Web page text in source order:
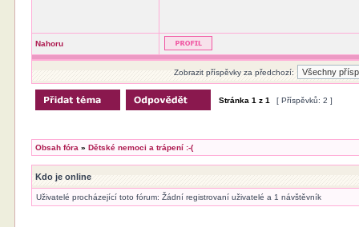
Nahoru
Zobrazit příspěvky za předchozí:
Stránka1 z1 [ Příspěvků: 2 ]
Obsah fóra »Dětské nemoci a trápení :-(
Kdo je online
Uživatelé procházející toto fórum: Žádní registrovaní uživatelé a 1 návštěvník